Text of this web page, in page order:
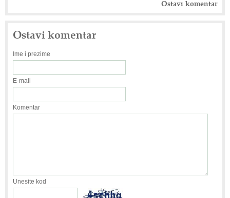
Ostavi komentar
Ostavi komentar
Ime i prezime
E-mail
Komentar
Unesite kod